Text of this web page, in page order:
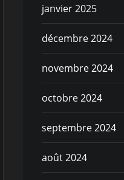
janvier 2025
décembre 2024
novembre 2024
octobre 2024
septembre 2024
août 2024